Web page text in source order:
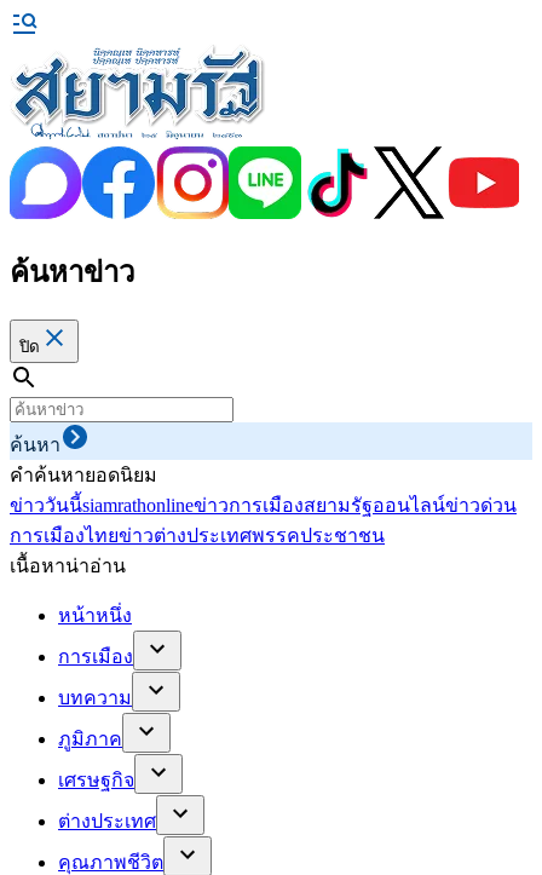
ค้นหาข่าว
ปิด
ค้นหา
คำค้นหายอดนิยม
ข่าววันนี้siamrathonlineข่าวการเมืองสยามรัฐออนไลน์ข่าวด่วน
การเมืองไทยข่าวต่างประเทศพรรคประชาชน
เนื้อหาน่าอ่าน
หน้าหนึ่ง
การเมือง
บทความ
ภูมิภาค
เศรษฐกิจ
ต่างประเทศ
คุณภาพชีวิต